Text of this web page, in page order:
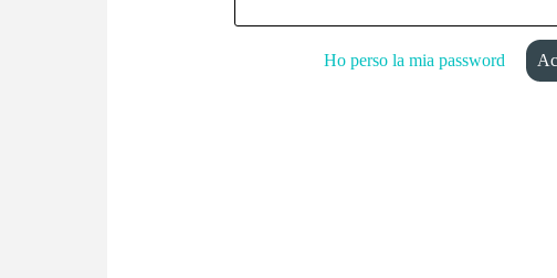
Ho perso la mia password